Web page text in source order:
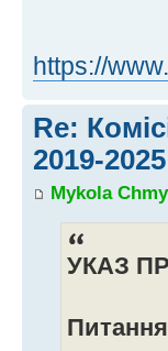
https://
Re:
2019-2025
Mykola
УКАЗ